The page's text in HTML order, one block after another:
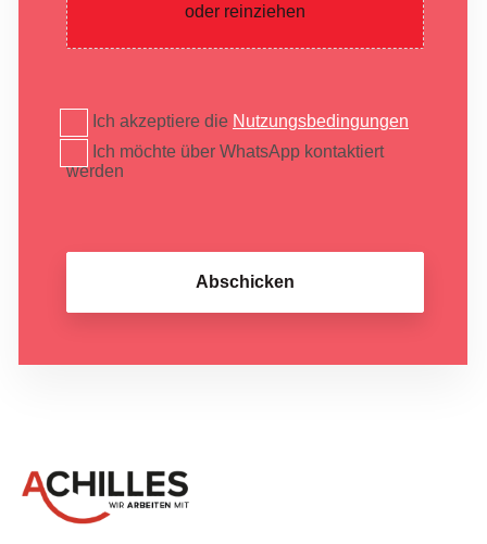
oder reinziehen
Ich akzeptiere die Nutzungsbedingungen
Ich möchte über WhatsApp kontaktiert
werden
Abschicken